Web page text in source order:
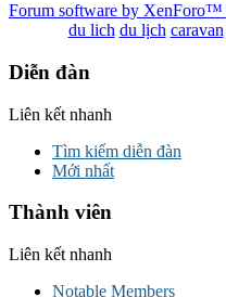
Forum software by XenForo™
du lich du lịch caravan
Diễn đàn
Liên kết nhanh
Tìm kiếm diễn đàn
Mới nhất
Thành viên
Liên kết nhanh
Notable Members